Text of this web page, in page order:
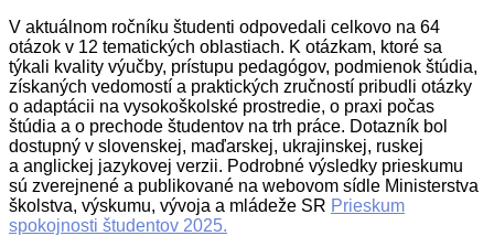
V aktuálnom ročníku študenti odpovedali celkovo na 64
otázok v 12 tematických oblastiach. K otázkam, ktoré sa
týkali kvality výučby, prístupu pedagógov, podmienok štúdia,
získaných vedomostí a praktických zručností pribudli otázky
o adaptácii na vysokoškolské prostredie, o praxi počas
štúdia a o prechode študentov na trh práce. Dotazník bol
dostupný v slovenskej, maďarskej, ukrajinskej, ruskej
a anglickej jazykovej verzii. Podrobné výsledky prieskumu
sú zverejnené a publikované na webovom sídle Ministerstva
školstva, výskumu, vývoja a mládeže SR Prieskum
spokojnosti študentov 2025.